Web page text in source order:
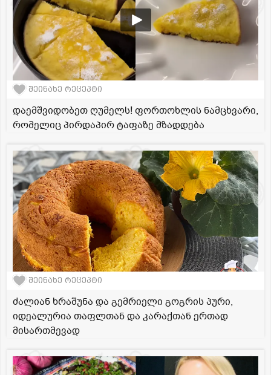
შეინახე რეცეპტი
დაემშვიდობეთ ღუმელს! ფორთოხლის ნამცხვარი,
რომელიც პირდაპირ ტაფაზე მზადდება
შეინახე რეცეპტი
ძალიან ხრაშუნა და გემრიელი გოგრის პური,
იდეალურია თაფლთან და კარაქთან ერთად
მისართმევად